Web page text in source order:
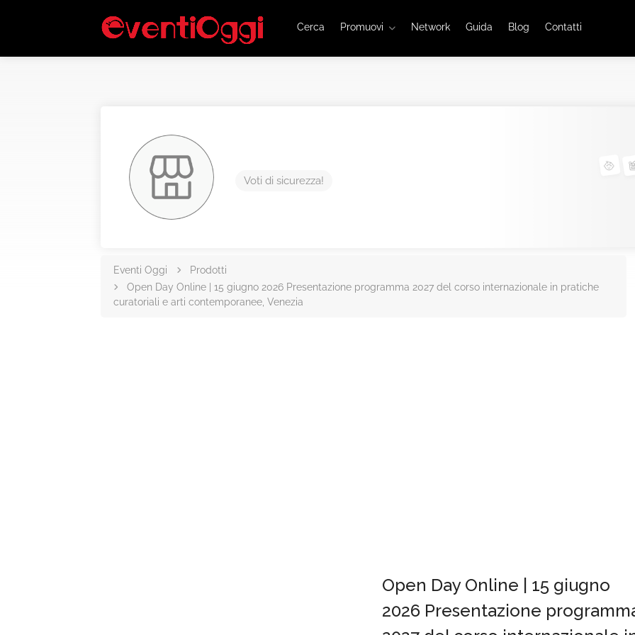
Cerca Promuovi Network Guida Blog Contatti
Voti di sicurezza!
Eventi Oggi
Prodotti
Open Day Online | 15 giugno 2026 Presentazione programma 2027 del corso internazionale in pratiche
curatoriali e arti contemporanee, Venezia
Open Day Online | 15 giugno
2026 Presentazione